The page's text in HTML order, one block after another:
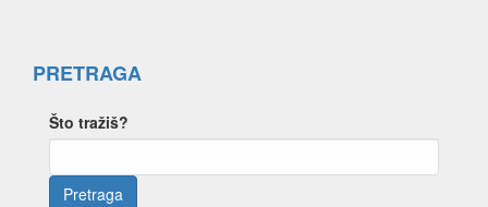
PRETRAGA
Što tražiš?